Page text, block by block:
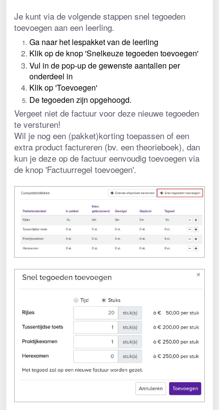
Je kunt via de volgende stappen snel tegoeden
toevoegen aan een leerling.
Ga naar het lespakket van de leerling
Klik op de knop 'Snelkeuze tegoeden toevoegen'
Vul in de pop-up de gewenste aantallen per
onderdeel in
Klik op 'Toevoegen'
De tegoeden zijn opgehoogd.
Vergeet niet de factuur voor deze nieuwe tegoeden
te versturen!
Wil je nog een (pakket)korting toepassen of een
extra product factureren (bv. een theorieboek), dan
kun je deze op de factuur eenvoudig toevoegen via
de knop 'Factuurregel toevoegen'.